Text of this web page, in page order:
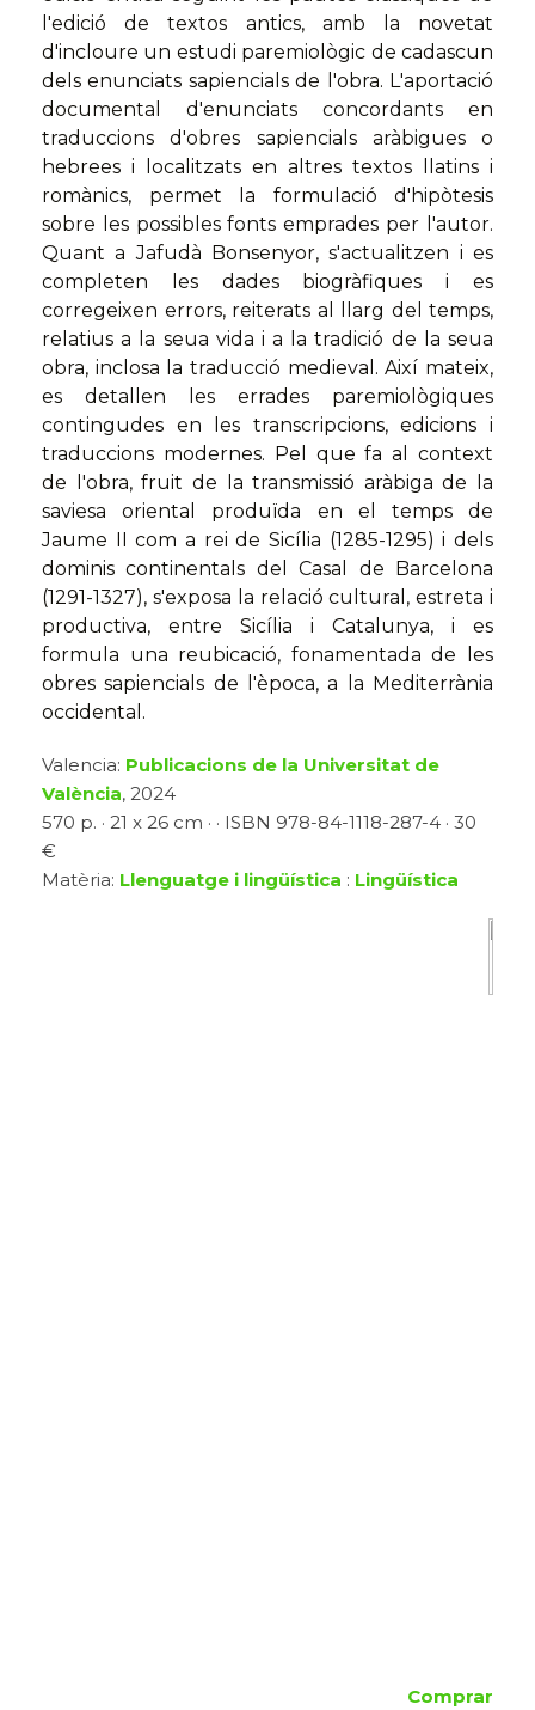
l'edició de textos antics, amb la novetat
d'incloure un estudi paremiològic de cadascun
dels enunciats sapiencials de l'obra. L'aportació
documental d'enunciats concordants en
traduccions d'obres sapiencials aràbigues o
hebrees i localitzats en altres textos llatins i
romànics, permet la formulació d'hipòtesis
sobre les possibles fonts emprades per l'autor.
Quant a Jafudà Bonsenyor, s'actualitzen i es
completen les dades biogràfiques i es
corregeixen errors, reiterats al llarg del temps,
relatius a la seua vida i a la tradició de la seua
obra, inclosa la traducció medieval. Així mateix,
es detallen les errades paremiològiques
contingudes en les transcripcions, edicions i
traduccions modernes. Pel que fa al context
de l'obra, fruit de la transmissió aràbiga de la
saviesa oriental produïda en el temps de
Jaume II com a rei de Sicília (1285-1295) i dels
dominis continentals del Casal de Barcelona
(1291-1327), s'exposa la relació cultural, estreta i
productiva, entre Sicília i Catalunya, i es
formula una reubicació, fonamentada de les
obres sapiencials de l'època, a la Mediterrània
occidental.
Valencia: Publicacions de la Universitat de
València, 2024
570 p. · 21 x 26 cm · · ISBN 978-84-1118-287-4 · 30
€
Matèria: Llenguatge i lingüística : Lingüística
Comprar